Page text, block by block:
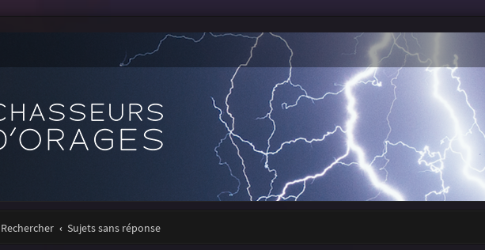
Rechercher Sujets sans réponse